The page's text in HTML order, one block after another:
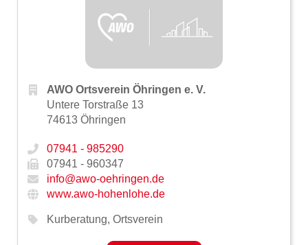
AWO Ortsverein Öhringen e. V.
Untere Torstraße 13
74613 Öhringen
07941 - 985290
07941 - 960347
info@awo-oehringen.de
www.awo-hohenlohe.de
Kurberatung, Ortsverein